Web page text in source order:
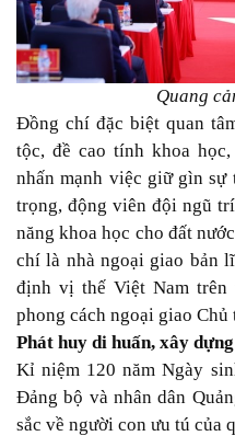
Quang
Đồng chí đặc biệt quan
tộc, đề cao tính khoa
nhấn mạnh việc giữ gìn sự
trọng, động viên đội ngũ
năng khoa học cho đất
chí là nhà ngoại giao bản
định vị thế Việt Nam trên
phong cách ngoại giao
Phát huy di huấn, xây
Kỉ niệm 120 năm Ngày
Đảng bộ và nhân dân
sắc về người con ưu tú của